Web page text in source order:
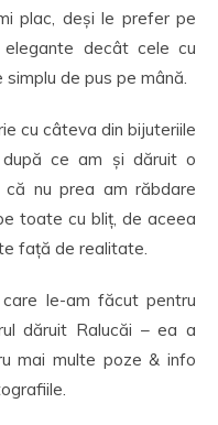
plac, deși le prefer pe
decât cele cu
de pus pe mână.
cu câteva din bijuteriile
ce am și dăruit o
că nu prea am răbdare
toate cu bliț, de aceea
față de realitate.
le-am făcut pentru
dăruit Ralucăi – ea a
mai multe poze & info